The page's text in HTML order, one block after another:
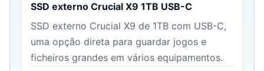
SSD externo Crucial X9 1TB USB-C
SSD externo Crucial X9 de 1TB com USB-C,
uma opção direta para guardar jogos e
ficheiros grandes em vários equipamentos.